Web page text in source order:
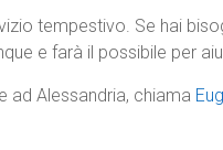
tempestivo. Se hai
e farà il possibile per
ad Alessandria, chiama